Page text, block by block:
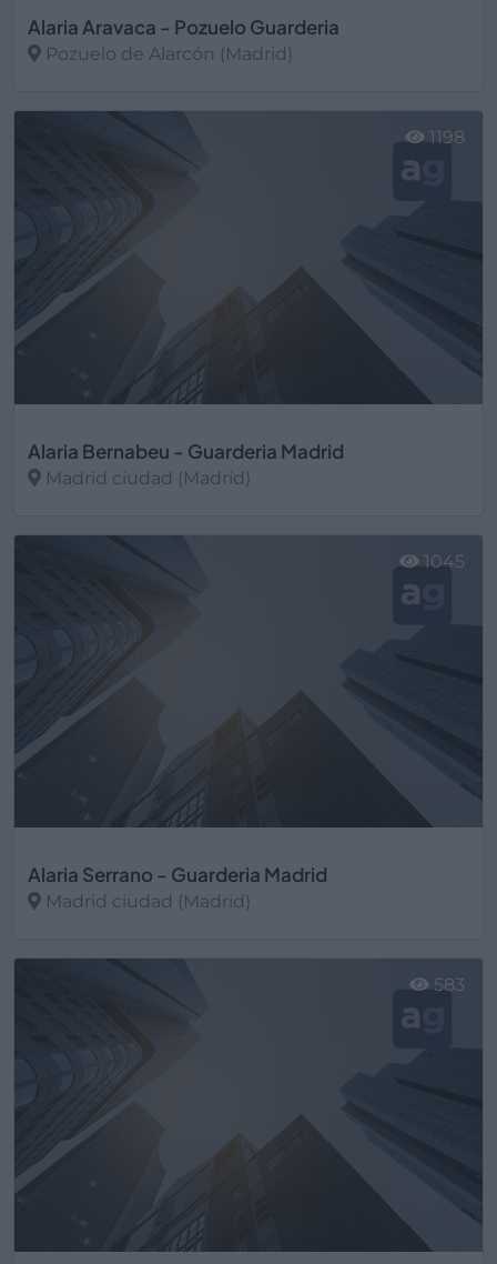
Alaria Aravaca - Pozuelo Guarderia
Pozuelo de Alarcón (Madrid)
Alaria Bernabeu - Guarderia Madrid
Madrid ciudad (Madrid)
1198
Alaria Serrano - Guarderia Madrid
Madrid ciudad (Madrid)
1045
583